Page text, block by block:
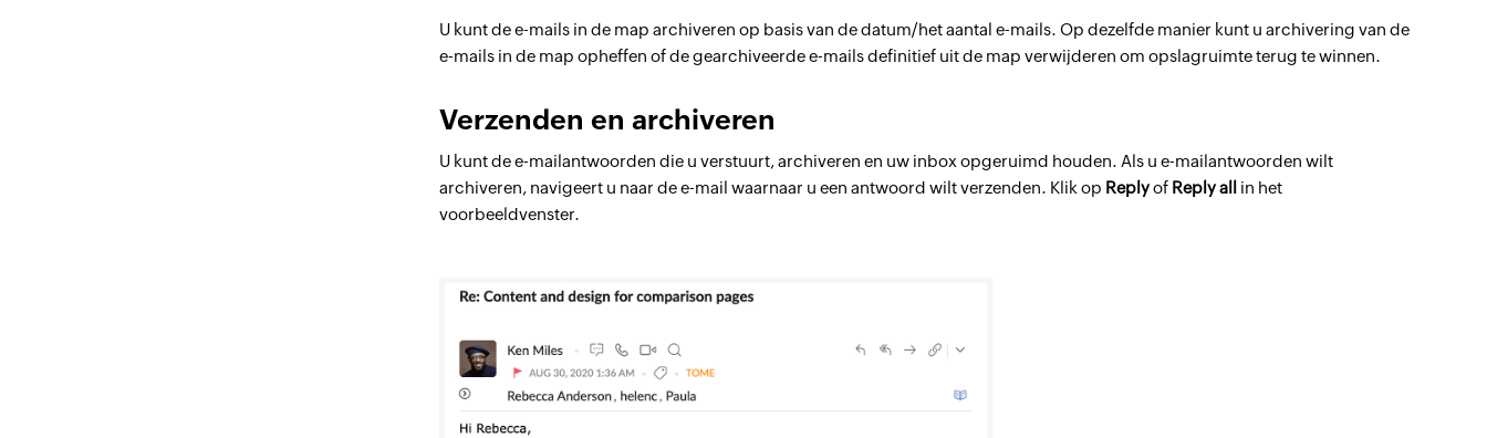
U kunt de e-mails in de map archiveren op basis van de datum/het aantal e-mails. Op dezelfde manier kunt u archivering van de
e-mails in de map opheffen of de gearchiveerde e-mails definitief uit de map verwijderen om opslagruimte terug te winnen.
Verzenden en archiveren
U kunt de e-mailantwoorden die u verstuurt, archiveren en uw inbox opgeruimd houden. Als u e-mailantwoorden wilt
archiveren, navigeert u naar de e-mail waarnaar u een antwoord wilt verzenden. Klik op Replyof Reply all in het
voorbeeldvenster.